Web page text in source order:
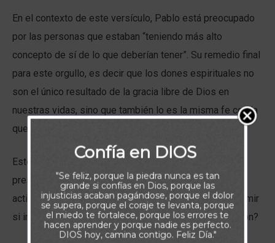
En el contexto de este versículo, Pablo está preocupado
por las personas que estaban “teniendo más alto
concepto de sí de lo que deberían tener”. Su remedio final
para este orgullo, es decir que los dones espirituales no
son el único resultado de la gracia libre de Dios en
nuestras vidas, sino que también lo es la misma fe con la
que utilizamos esos dones.
Esto quiere decir que cualquier posible base para
presumir sobre un don y en consecuencia, mostrar una
actitud soberbia, es eliminada. ¿Cómo podemos presumir
si incluso la calificación para recibir los dones es un don?
Confía en DIOS
"Se feliz, porque la piedra nunca es tan
grande si confías en Dios, porque las
injusticias acaban pagándose, porque el dolor
se supera, porque el coraje te levanta, porque
el miedo te fortalece, porque los errores te
hacen aprender y porque nadie es perfecto.
DIOS hoy, camina contigo. Feliz Día."